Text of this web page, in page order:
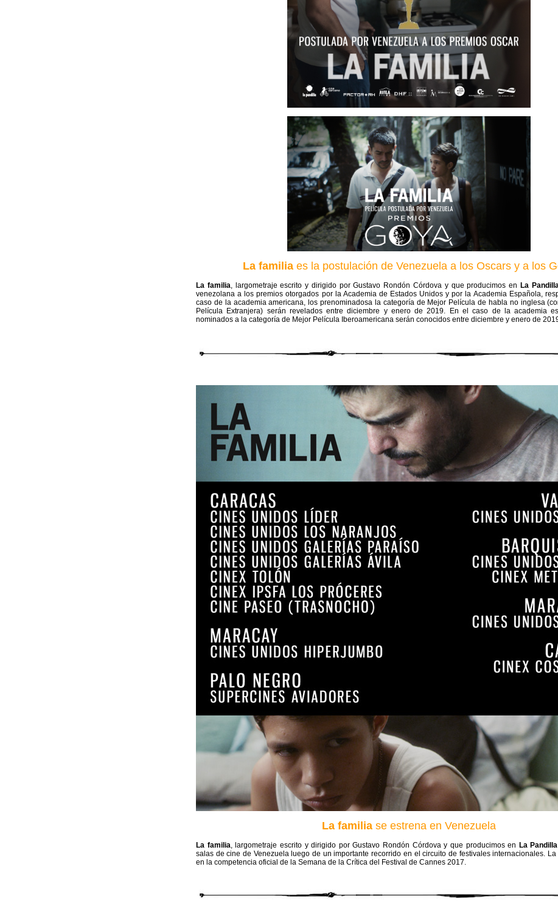
La familia es la postulación de Venezuela a los Oscars y a los
La familia, largometraje escrito y dirigido por Gustavo Rondón Córdova y que producimos en La
venezolana a los premios otorgados por la Academia de Estados Unidos y por la Academia Española,
caso de la academia americana, los prenominadosa la categoría de Mejor Película de habla no inglesa
Película Extranjera) serán revelados entre diciembre y enero de 2019. En el caso de la academia
nominados a la categoría de Mejor Película Iberoamericana serán conocidos entre diciembre y enero de
La familia se estrena en Venezuela
La familia, largometraje escrito y dirigido por Gustavo Rondón Córdova y que producimos en La Pandilla
salas de cine de Venezuela luego de un importante recorrido en el circuito de festivales internacionales.
en la competencia oficial de la Semana de la Crítica del Festival de Cannes 2017.